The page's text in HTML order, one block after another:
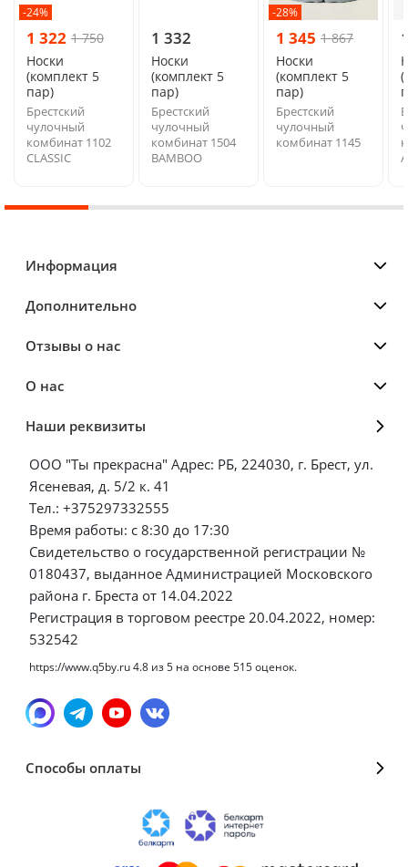
-24%
1 322 1 750
Носки
(комплект 5
пар)
Брестский
чулочный
комбинат 1102
CLASSIC
1 332
Носки
(комплект 5
пар)
Брестский
чулочный
комбинат 1504
BAMBOO
-28%
1 345 1 867
Носки
(комплект 5
пар)
Брестский
чулочный
комбинат 1145
Информация
Дополнительно
Отзывы о нас
О нас
Наши реквизиты
ООО "Ты прекрасна" Адрес: РБ, 224030, г. Брест, ул.
Ясеневая, д. 5/2 к. 41
Тел.: +375297332555
Время работы: с 8:30 до 17:30
Свидетельство о государственной регистрации №
0180437, выданное Администрацией Московского
района г. Бреста от 14.04.2022
Регистрация в торговом реестре 20.04.2022, номер:
532542
https://www.q5by.ru4.8 из5 на основе 515оценок.
Способы оплаты